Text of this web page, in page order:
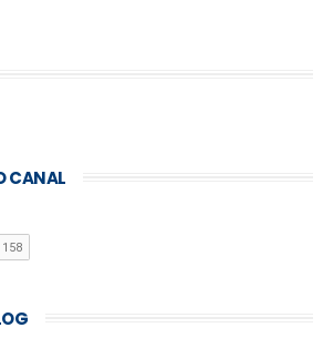
CANAL